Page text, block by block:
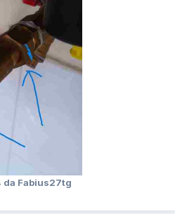
da Fabius27tg